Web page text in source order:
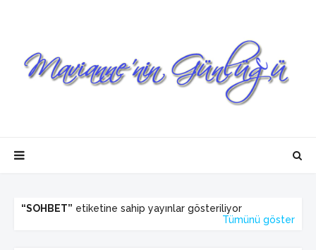
SOHBET
etiketine sahip yayınlar gösteriliyor
Tümünü göster